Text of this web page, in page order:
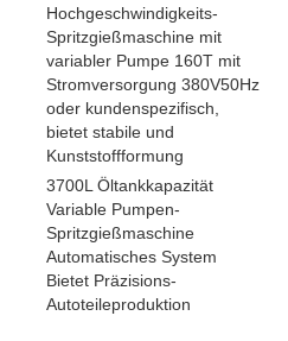
Hochgeschwindigkeits-
Spritzgießmaschine mit
variabler Pumpe 160T mit
Stromversorgung 380V50Hz
oder kundenspezifisch,
bietet stabile und
Kunststoffformung
3700L Öltankkapazität
Variable Pumpen-
Spritzgießmaschine
Automatisches System
Bietet Präzisions-
Autoteileproduktion